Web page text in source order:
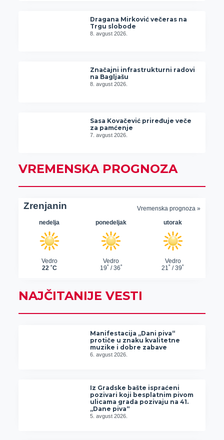
Dragana Mirković večeras na
Trgu slobode
8. avgust 2026.
Značajni infrastrukturni radovi
na Bagljašu
8. avgust 2026.
Sasa Kovačević priređuje veče
za pamćenje
7. avgust 2026.
VREMENSKA PROGNOZA
NAJČITANIJE VESTI
Manifestacija „Dani piva“
protiče u znaku kvalitetne
muzike i dobre zabave
6. avgust 2026.
Iz Gradske bašte ispraćeni
pozivari koji besplatnim pivom
ulicama grada pozivaju na 41.
„Dane piva“
5. avgust 2026.